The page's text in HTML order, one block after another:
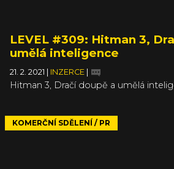
LEVEL #309: Hitman 3,
umělá inteligence
21. 2. 2021 INZERCE
Hitman 3, Dračí doupě a umělá
KOMERČNÍ SDĚLENÍ / PR